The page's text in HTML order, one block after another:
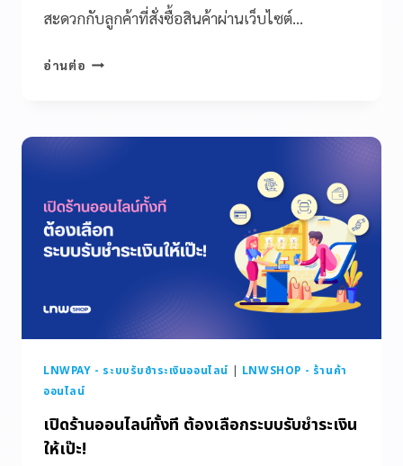
สะดวกกับลูกค้าที่สั่งซื้อสินค้าผ่านเว็บไซต์…
อ่านต่อ
LNWPAY - ระบบรับชำระเงินออนไลน์ | LNWSHOP - ร้านค้า
ออนไลน์
เปิดร้านออนไลน์ทั้งที ต้องเลือกระบบรับชำระเงิน
ให้เป๊ะ!